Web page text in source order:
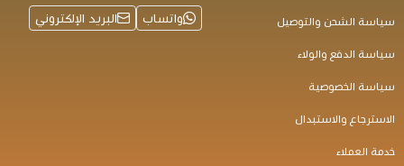
سياسة الشحن والتوصيل
سياسة الدفع والولاء
سياسة الخصوصية
الاسترجاع والاستبدال
خدمة العملاء
واتساب البريد الإلكتروني